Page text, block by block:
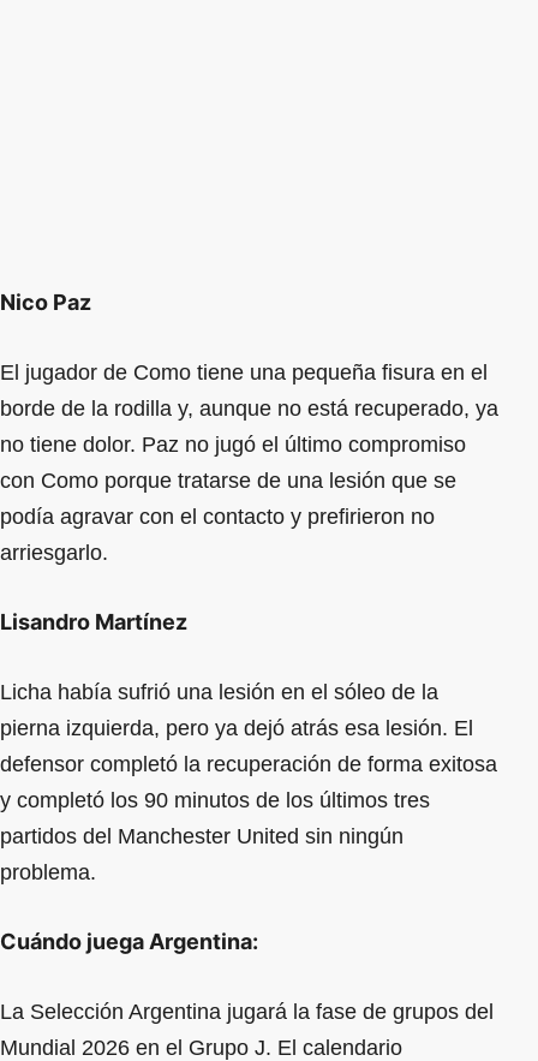
Nico Paz
El jugador de Como tiene una pequeña fisura en el
borde de la rodilla y, aunque no está recuperado, ya
no tiene dolor. Paz no jugó el último compromiso
con Como porque tratarse de una lesión que se
podía agravar con el contacto y prefirieron no
arriesgarlo.
Lisandro Martínez
Licha había sufrió una lesión en el sóleo de la
pierna izquierda, pero ya dejó atrás esa lesión. El
defensor completó la recuperación de forma exitosa
y completó los 90 minutos de los últimos tres
partidos del Manchester United sin ningún
problema.
Cuándo juega Argentina:
La Selección Argentina jugará la fase de grupos del
Mundial 2026 en el Grupo J. El calendario